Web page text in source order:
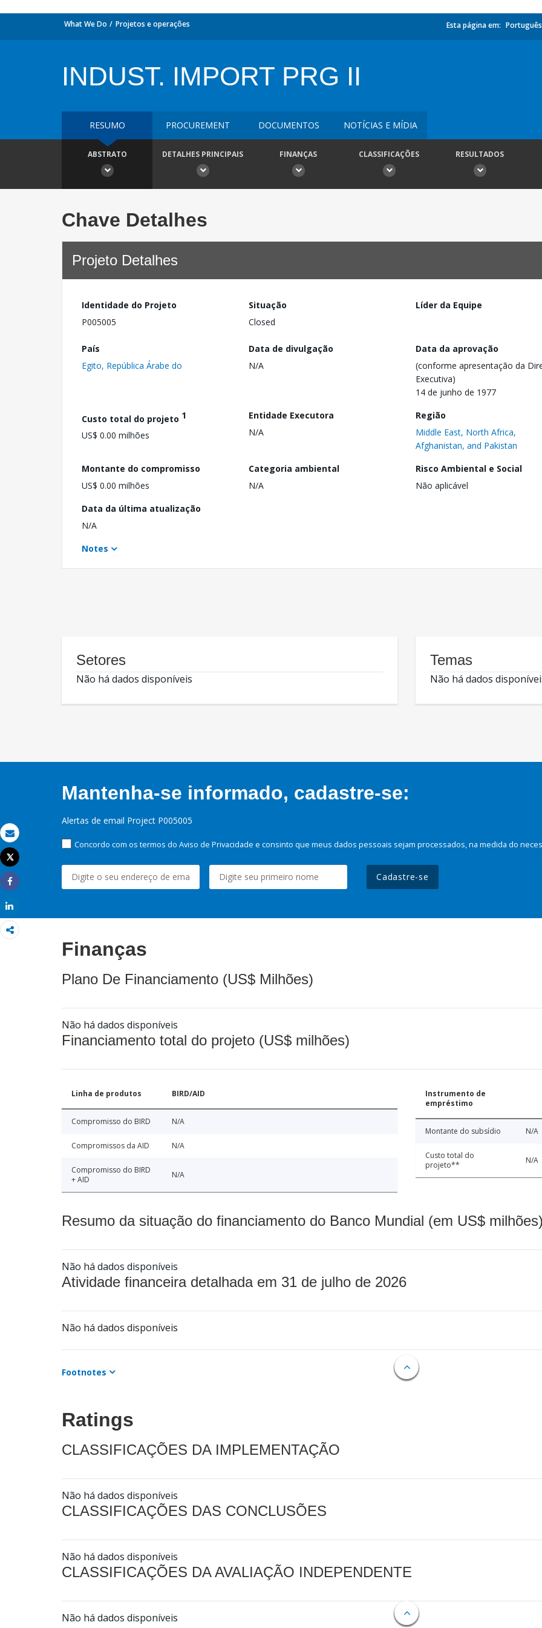
Email
Imprimir
Tweet
Share
What We Do Projetos e operações Esta página em: Português
INDUST. IMPORT PRG II
RESUMO PROCUREMENT DOCUMENTOS NOTÍCIAS E MÍDIA
ABSTRATO DETALHES PRINCIPAIS FINANÇAS CLASSIFICAÇÕES RESULTADOS
Chave Detalhes
Projeto Detalhes
Identidade do Projeto
P005005
Situação
Closed
Líder da Equipe
País
Egito, República Árabe do
Data de divulgação
N/A
Data da aprovação
(conforme apresentação da
Executiva)
14 de junho de 1977
Custo total do projeto 1
US$ 0.00 milhões
Entidade Executora
N/A
Região
Middle East, North Africa,
Afghanistan, and Pakistan
Montante do compromisso
US$ 0.00 milhões
Categoria ambiental
N/A
Risco Ambiental e Social
Não aplicável
Data da última atualização
N/A
Notes
Setores
Não há dados disponíveis
Temas
Não há dados
Mantenha-se informado, cadastre-se:
Alertas de email Project P005005
Concordo com os termos do Aviso de Privacidade e consinto que meus dados pessoais sejam processados, na medida do
Cadastre-se
Finanças
Plano De Financiamento (US$ Milhões)
Não há dados disponíveis
Financiamento total do projeto (US$ milhões)
Linha de produtos BIRD/AID
Compromisso do BIRD N/A
Compromissos da AID N/A
Compromisso do BIRD
+ AID
N/A
Instrumento de
empréstimo
Montante do subsídio N/A
Custo total do
projeto**
N/A
Resumo da situação do financiamento do Banco Mundial (em US$
Não há dados disponíveis
Atividade financeira detalhada em 31 de julho de 2026
Não há dados disponíveis
Footnotes
Ratings
CLASSIFICAÇÕES DA IMPLEMENTAÇÃO
Não há dados disponíveis
CLASSIFICAÇÕES DAS CONCLUSÕES
Não há dados disponíveis
CLASSIFICAÇÕES DA AVALIAÇÃO INDEPENDENTE
Não há dados disponíveis